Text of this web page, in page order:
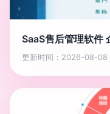
SaaS售后管理软件
更新时间：2026-08-08